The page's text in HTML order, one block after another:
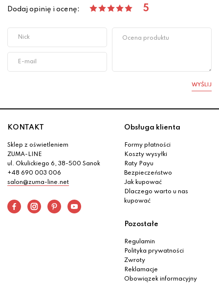
Dodaj opinię i ocenę: 5
WYŚLIJ
KONTAKT
Sklep z oświetleniem
ZUMA-LINE
ul. Okulickiego 6, 38-500 Sanok
+48 690 003 006
salon@zuma-line.net
Obsługa klienta
Formy płatności
Koszty wysyłki
Raty Payu
Bezpieczeństwo
Jak kupować
Dlaczego warto u nas
kupować
Pozostałe
Regulamin
Polityka prywatności
Zwroty
Reklamacje
Obowiązek informacyjny